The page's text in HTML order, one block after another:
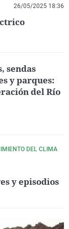
26/05/2025 18:36
sendas
y parques:
del Río
DEL CLIMA
y episodios